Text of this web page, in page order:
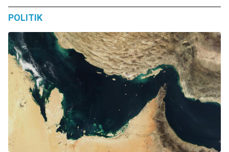
POLITIK